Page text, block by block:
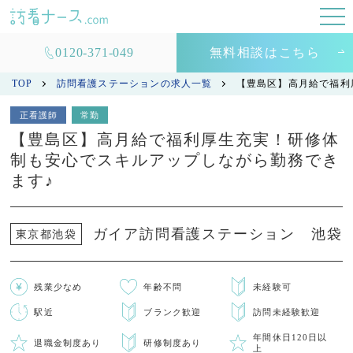
0120-371-049 無料相談はこちら
TOP 訪問看護ステーションの求人一覧 【豊島区】高月給で福
正看護師 常勤
【豊島区】高月給で福利厚生充実！研修体
制も安心でスキルアップしながら勤務でき
ます♪
東京都池袋 ガイア訪問看護ステーション 池袋
残業少なめ 年齢不問 未経験可
駅近 ブランク歓迎 訪問未経験歓迎
退職金制度あり 研修制度あり
年間休日120日以
上